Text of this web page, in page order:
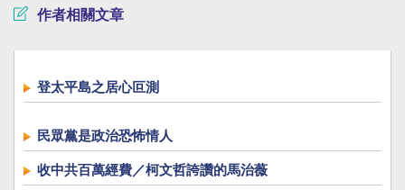
作者相關文章
登太平島之居心叵測
民眾黨是政治恐怖情人
收中共百萬經費／柯文哲誇讚的馬治薇